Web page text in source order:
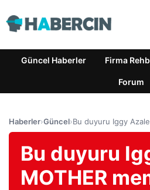
Güncel Haberler Firma
Forum
Haberler›Güncel›Bu duyuru Iggy
Bu duyuru
MOTHER